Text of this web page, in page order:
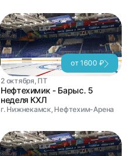
от 1600 ₽
2 октября, ПТ
Нефтехимик - Барыс. 5
неделя КХЛ
г. Нижнекамск, Нефтехим-Арена